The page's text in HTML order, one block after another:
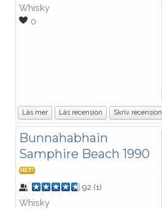
Whisky
0
Läs mer Läs recension Skriv recension
Bunnahabhain
Samphire Beach 1990
HET!
92 (1)
Whisky